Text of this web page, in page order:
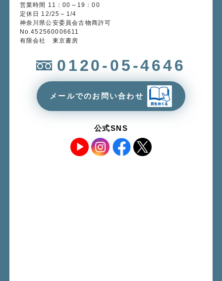
営業時間 11：00～19：00
定休日 12/25～1/4
神奈川県公安委員会古物商許可
No.452560006611
有限会社 東京書房
0120-05-4646
メールでのお問い合わせ
公式SNS